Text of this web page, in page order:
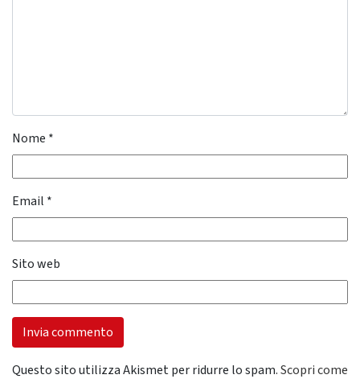
Nome *
Email *
Sito web
Questo sito utilizza Akismet per ridurre lo spam.Scopri come